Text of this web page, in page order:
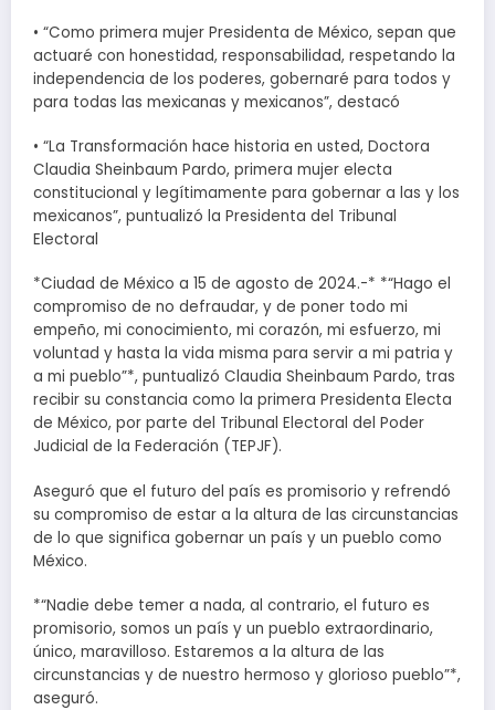
• “Como primera mujer Presidenta de México, sepan que
actuaré con honestidad, responsabilidad, respetando la
independencia de los poderes, gobernaré para todos y
para todas las mexicanas y mexicanos”, destacó
• “La Transformación hace historia en usted, Doctora
Claudia Sheinbaum Pardo, primera mujer electa
constitucional y legítimamente para gobernar a las y los
mexicanos”, puntualizó la Presidenta del Tribunal
Electoral
*Ciudad de México a 15 de agosto de 2024.-* *“Hago el
compromiso de no defraudar, y de poner todo mi
empeño, mi conocimiento, mi corazón, mi esfuerzo, mi
voluntad y hasta la vida misma para servir a mi patria y
a mi pueblo”*, puntualizó Claudia Sheinbaum Pardo, tras
recibir su constancia como la primera Presidenta Electa
de México, por parte del Tribunal Electoral del Poder
Judicial de la Federación (TEPJF).
Aseguró que el futuro del país es promisorio y refrendó
su compromiso de estar a la altura de las circunstancias
de lo que significa gobernar un país y un pueblo como
México.
*“Nadie debe temer a nada, al contrario, el futuro es
promisorio, somos un país y un pueblo extraordinario,
único, maravilloso. Estaremos a la altura de las
circunstancias y de nuestro hermoso y glorioso pueblo”*,
aseguró.